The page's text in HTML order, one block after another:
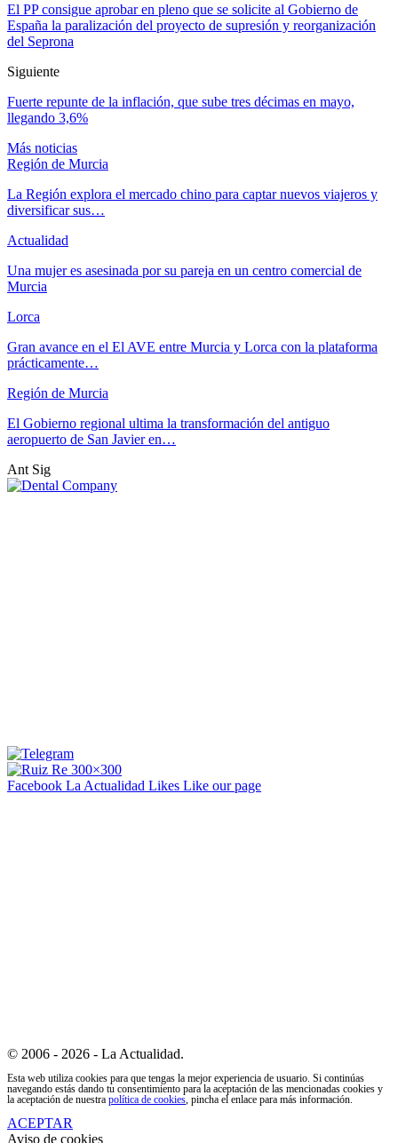
El PP consigue aprobar en pleno que se solicite al Gobierno de
España la paralización del proyecto de supresión y reorganización
del Seprona
Siguiente
Fuerte repunte de la inflación, que sube tres décimas en mayo,
llegando 3,6%
Más noticias
Región de Murcia
La Región explora el mercado chino para captar nuevos viajeros y
diversificar sus…
Actualidad
Una mujer es asesinada por su pareja en un centro comercial de
Murcia
Lorca
Gran avance en el El AVE entre Murcia y Lorca con la plataforma
prácticamente…
Región de Murcia
El Gobierno regional ultima la transformación del antiguo
aeropuerto de San Javier en…
Ant Sig
Facebook La Actualidad Likes Like our page
© 2006 - 2026 - La Actualidad.
Esta web utiliza cookies para que tengas la mejor experiencia de usuario. Si continúas
navegando estás dando tu consentimiento para la aceptación de las mencionadas cookies y
la aceptación de nuestra política de cookies, pincha el enlace para más información.
ACEPTAR
Aviso de cookies